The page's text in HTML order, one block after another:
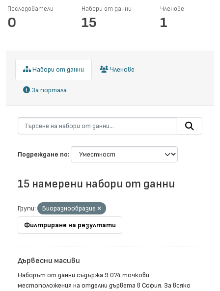
Последователи
0
Набори от данни
15
Членове
1
Набори от данни Членове
За портала
Подреждане по
15 намерени набори от данни
Групи:
Биоразнообразие
Филтриране на резултати
Дървесни масиви
Наборът от данни съдържа 9 074 точкови
местоположения на отделни дървета в София. За всяко